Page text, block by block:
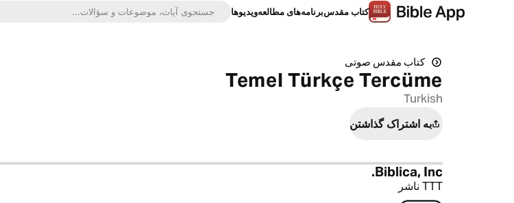
كتاب‌ مقدسبرنامه‌های مطالعهویدیوها
کتاب‌ مقدس صوتی
Temel Türkçe Tercüme
Turkish
به اشتراک گذاشتن
Biblica, Inc.
TTT ناشر